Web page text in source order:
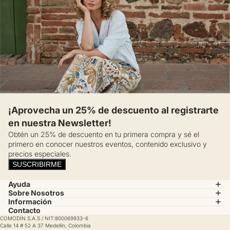
¡Aprovecha un 25% de descuento al registrarte
en nuestra Newsletter!
Obtén un 25% de descuento en tu primera compra y sé el
primero en conocer nuestros eventos, contenido exclusivo y
precios especiales.
SUSCRIBIRME
Ayuda
Sobre Nosotros
Información
Contacto
COMODÍN S.A.S / NIT:800069933-6
Calle 14 # 52 A 37 Medellín, Colombia